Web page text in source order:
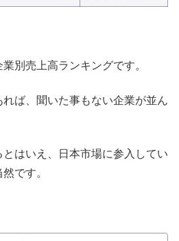
別売上高ランキングです。
ば、聞いた事もない企業が並ん
はいえ、日本市場に参入してい
です。